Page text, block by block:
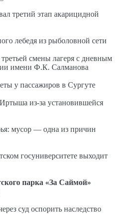
третий этап акарицидной
лебедя из рыболовной сети
смены лагеря с дневным
имени Ф.К. Салманова
у пассажиров в Сургуте
из-за установившейся
мусор — одна из причин
госуниверситете выходит
парка «За Саймой»
суд оспорить наследство